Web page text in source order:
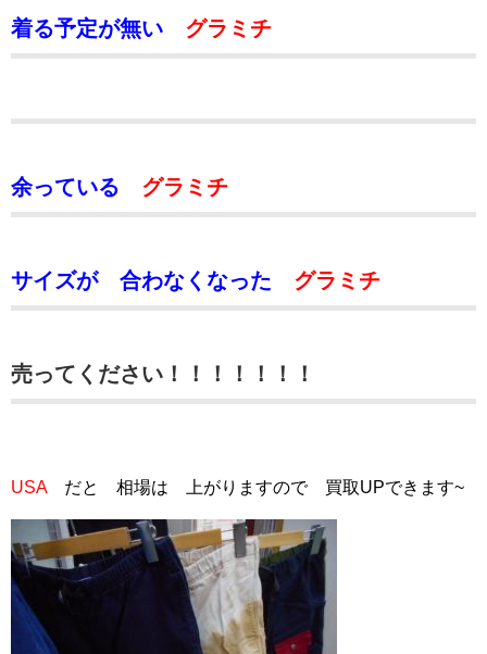
着る予定が無い グラミチ
余っている グラミチ
サイズが 合わなくなった グラミチ
売ってください！！！！！！！
USA だと 相場は 上がりますので 買取UPできます~